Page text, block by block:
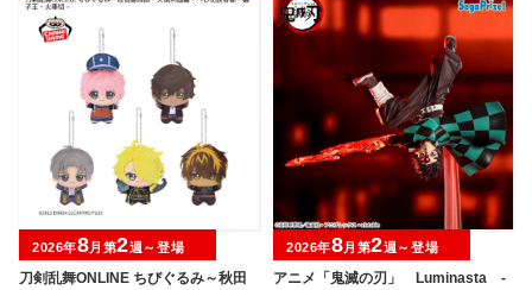
刀剣乱舞ONLINE ちびぐるみ～秋田
2026年8月第2週～登場
アニメ「鬼滅の刃」 Luminasta ‐
2026年8月第2週～登場